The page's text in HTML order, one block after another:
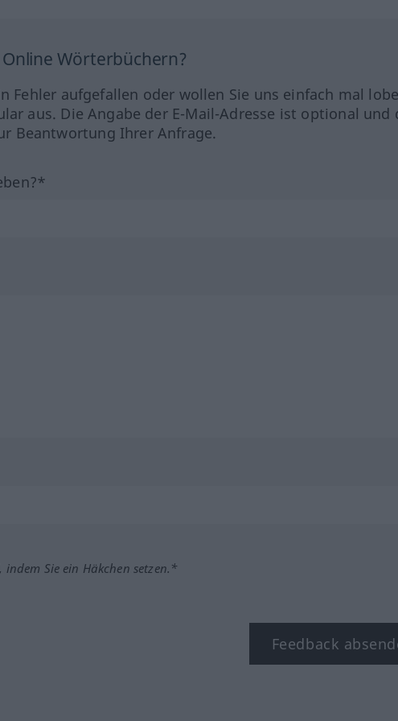
Wörterbüchern?
Fehler aufgefallen oder wollen Sie uns einfach mal
aus. Die Angabe der E-Mail-Adresse ist optional und
Beantwortung Ihrer Anfrage.
indem Sie ein Häkchen setzen.*
Feedback